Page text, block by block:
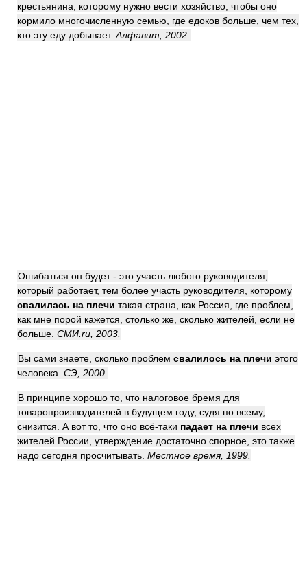
крестьянина, которому нужно вести хозяйство, чтобы оно
кормило многочисленную семью, где едоков больше, чем тех,
кто эту еду добывает. Алфавит, 2002
Ошибаться он будет - это участь любого руководителя,
который работает, тем более участь руководителя, которому
свалилась на плечи такая страна, как Россия, где проблем,
как мне порой кажется, столько же, сколько жителей, если не
больше. СМИ.ru, 2003.
Вы сами знаете, сколько проблем свалилось на плечи этого
человека. СЭ, 2000.
В принципе хорошо то, что налоговое бремя для
товаропроизводителей в будущем году, судя по всему,
снизится. А вот то, что оно всё-таки падает на плечи всех
жителей России, утверждение достаточно спорное, это также
надо сегодня просчитывать. Местное время, 1999.